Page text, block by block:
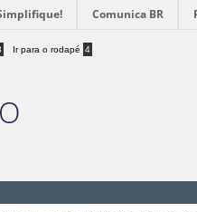
Comunica BR
Ir para o rodapé 4